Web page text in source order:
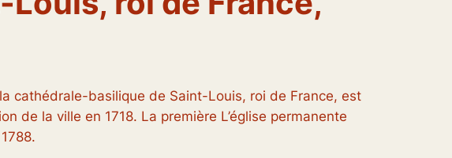
cathédrale-basilique de Saint-Louis, roi de France, est
de la ville en 1718. La première L’église permanente